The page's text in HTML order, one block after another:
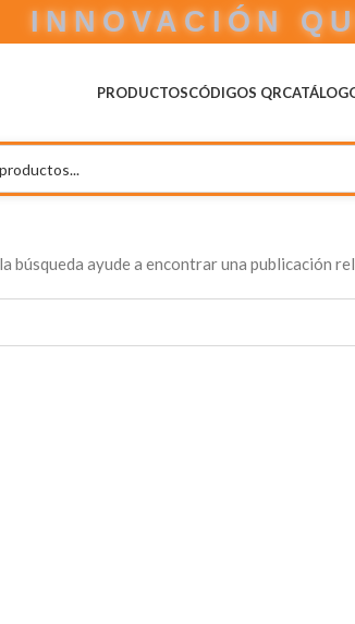
INNOVACIÓN
PRODUCTOSCÓDIGOS QR
búsqueda ayude a encontrar una publicación